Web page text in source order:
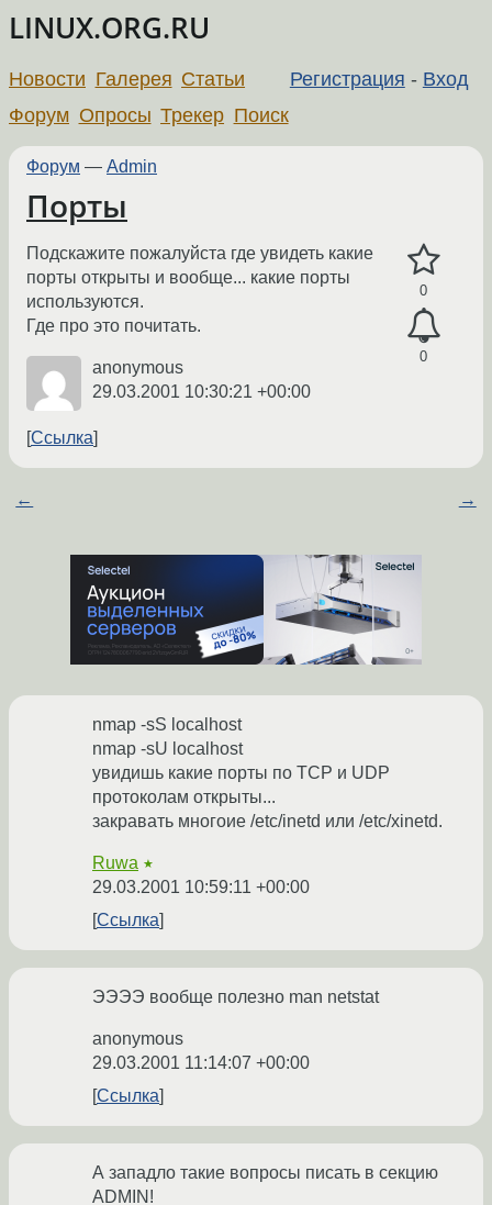
LINUX.ORG.RU
Регистрация - Вход
Новости Галерея Статьи
Форум Опросы Трекер Поиск
Форум — Admin
Порты
0
0
Подскажите пожалуйста где увидеть какие
порты открыты и вообще... какие порты
используются.
Где про это почитать.
anonymous
29.03.2001 10:30:21 +00:00
Ссылка
← →
nmap -sS localhost
nmap -sU localhost
увидишь какие порты по TCP и UDP
протоколам открыты...
закравать многоие /etc/inetd или /etc/xinetd.
Ruwa ★
29.03.2001 10:59:11 +00:00
Ссылка
ЭЭЭЭ вообще полезно man netstat
anonymous
29.03.2001 11:14:07 +00:00
Ссылка
А западло такие вопросы писать в секцию
ADMIN!